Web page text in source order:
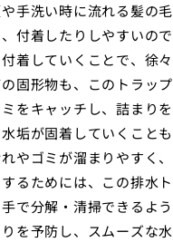
手洗い時に流れる髪の
付着したりしやすいの
着していくことで、徐
固形物も、このトラッ
をキャッチし、詰まり
垢が固着していくこと
れやゴミが溜まりやすく
るためには、この排水
で分解・清掃できるよ
を予防し、スムーズな